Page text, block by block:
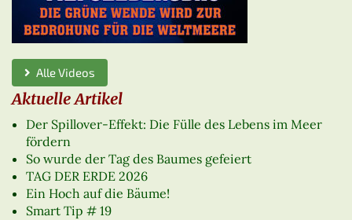
Alle Videos
Aktuelle Artikel
Der Spillover-Effekt: Die Fülle des Lebens im Meer
fördern
So wurde der Tag des Baumes gefeiert
TAG DER ERDE 2026
Ein Hoch auf die Bäume!
Smart Tip # 19